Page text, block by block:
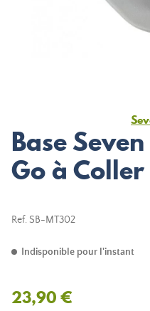
Base
Go à Coller
Ref. SB-MT302
Indisponible pour l'instant
23,90 €